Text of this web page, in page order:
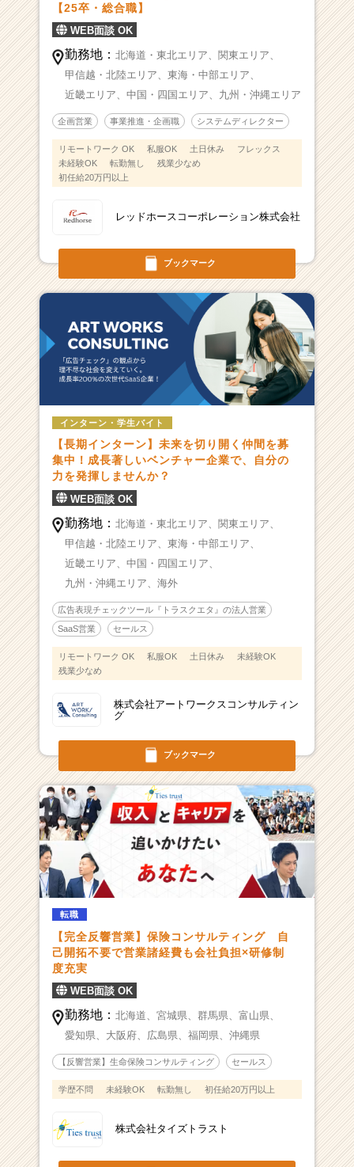
ブックマーク
【25卒・総合職】
WEB面談 OK
勤務地： 北海道・東北エリア、 関東エリア、
甲信越・北陸エリア、 東海・中部エリア、
近畿エリア、 中国・四国エリア、 九州・沖縄エリア
企画営業 事業推進・企画職 システムディレクター
リモートワーク OK 私服OK 土日休み
フレックス
未経験OK
転勤無し
残業少なめ
初任給20万円以上
レッドホースコーポレーション株式会社
ブックマーク
インターン・学生バイト
【長期インターン】未来を切り開く仲間を募
集中！成長著しいベンチャー企業で、自分の
力を発揮しませんか？
WEB面談 OK
勤務地： 北海道・東北エリア、 関東エリア、
甲信越・北陸エリア、 東海・中部エリア、
近畿エリア、 中国・四国エリア、
九州・沖縄エリア、 海外
広告表現チェックツール『トラスクエタ』の法人営業
SaaS営業 セールス
リモートワーク OK 私服OK 土日休み
未経験OK
残業少なめ
株式会社アートワークスコンサルティン
グ
転職
【完全反響営業】保険コンサルティング 自
己開拓不要で営業諸経費も会社負担×研修制
度充実
WEB面談 OK
勤務地： 北海道、 宮城県、 群馬県、 富山県、
愛知県、 大阪府、 広島県、 福岡県、 沖縄県
【反響営業】生命保険コンサルティング セールス
学歴不問 未経験OK 転勤無し 初任給20万円以上
株式会社タイズトラスト